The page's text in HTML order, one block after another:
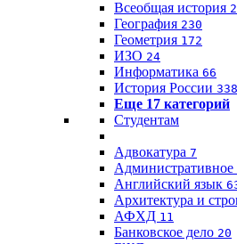
Всеобщая история
География 230
Геометрия 172
ИЗО 24
Информатика 66
История России 338
Еще 17 категорий
Студентам
Адвокатура 7
Административное
Английский язык
Архитектура и
АФХД 11
Банковское дело 20